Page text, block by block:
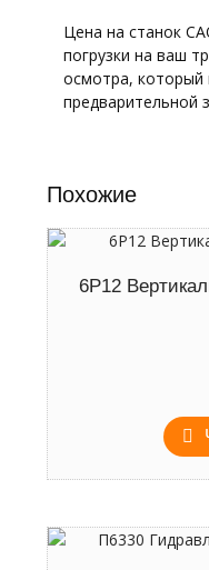
Цена на станок
погрузки на ваш
осмотра, который
предварительной
Похожие
6Р12